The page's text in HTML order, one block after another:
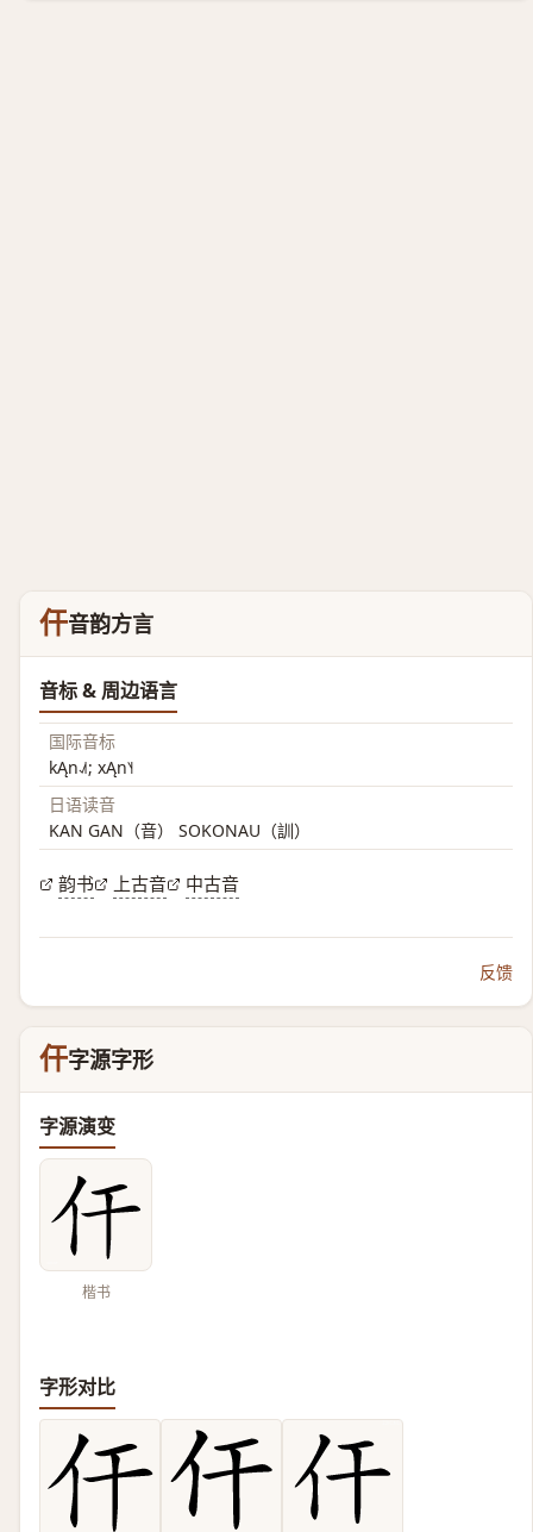
仠音韵方言
音标 & 周边语言
国际音标
kĄn˨˩˦; xĄn˥˧
日语读音
KAN GAN（音） SOKONAU（訓）
韵书 上古音 中古音
反馈
仠字源字形
字源演变
楷书
字形对比